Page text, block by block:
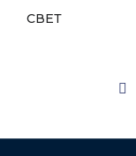
СВЕТ